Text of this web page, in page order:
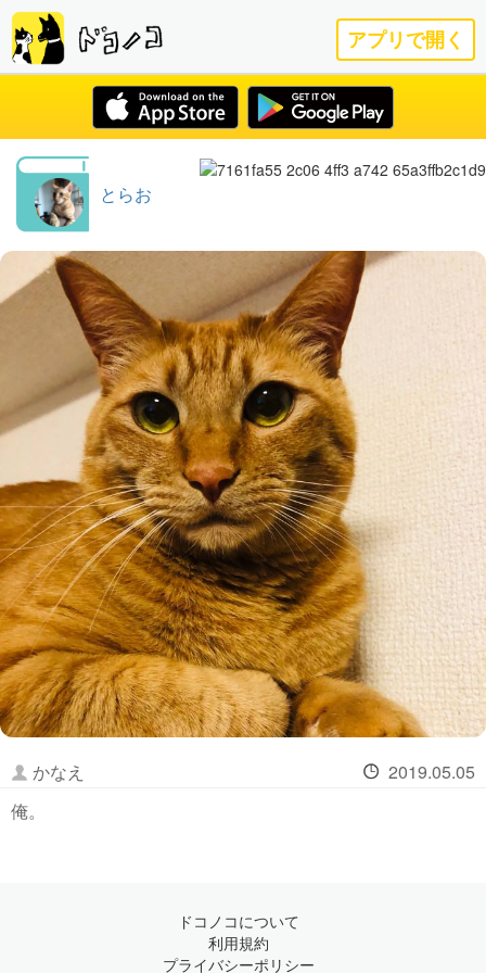
アプリで開く
とらお
かなえ
2019.05.05
俺。
ドコノコについて
利用規約
プライバシーポリシー